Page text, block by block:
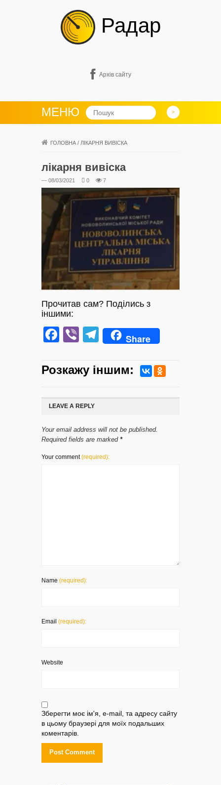
Радар
Архів сайту
МЕНЮ
ГОЛОВНА / ЛІКАРНЯ ВИВІСКА
лікарня вивіска
— 08/03/2021 0 7
Прочитав сам? Поділись з
іншими:
Facebook
ViberTelegram
Share
Розкажу iншим:
LEAVE A REPLY
Your email address will not be published.
Required fields are marked *
Your comment(required):
Name (required):
Email (required):
Website
Зберегти моє ім'я, e-mail, та адресу сайту
в цьому браузері для моїх подальших
коментарів.